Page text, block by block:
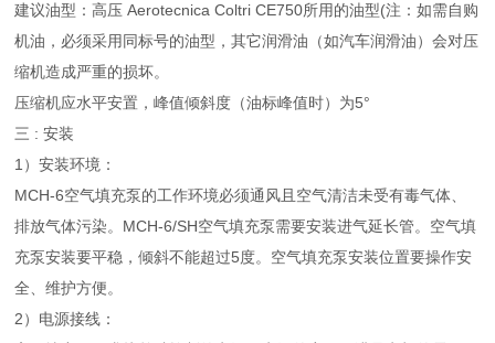
建议油型：高压 Aerotecnica Coltri CE750所用的油型(注：如需自购
机油，必须采用同标号的油型，其它润滑油（如汽车润滑油）会对压
缩机造成严重的损坏。
压缩机应水平安置，峰值倾斜度（油标峰值时）为5°
三 : 安装
1）安装环境：
MCH-6空气填充泵的工作环境必须通风且空气清洁未受有毒气体、
排放气体污染。MCH-6/SH空气填充泵需要安装进气延长管。空气填
充泵安装要平稳，倾斜不能超过5度。空气填充泵安装位置要操作安
全、维护方便。
2）电源接线：